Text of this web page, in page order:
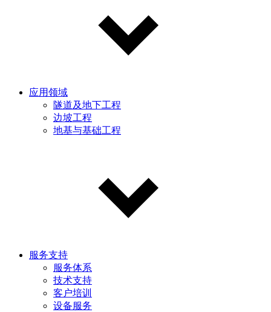
应用领域
隧道及地下工程
边坡工程
地基与基础工程
服务支持
服务体系
技术支持
客户培训
设备服务